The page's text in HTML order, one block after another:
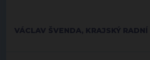
VÁCLAV ŠVENDA, KRAJSKÝ RADNÍ